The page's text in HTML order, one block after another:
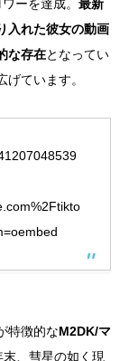
ーを達成。 最新
入れた彼女の動画
な存在となってい
ています。
特徴的なM2DK/マ
末、彗星の如く現